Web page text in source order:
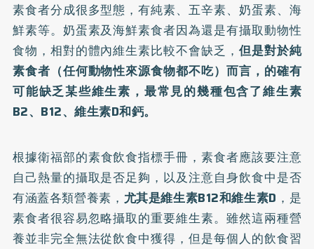
素食者分成很多型態，有純素、五辛素、奶蛋素、海
鮮素等。奶蛋素及海鮮素食者因為還是有攝取動物性
食物，相對的體內維生素比較不會缺乏， 但是對於純
素食者（任何動物性來源食物都不吃）而言，的確有
可能缺乏某些維生素，最常見的幾種包含了維生素
B2、B12、維生素D和鈣。
根據衛福部的素食飲食指標手冊 ，素食者應該要注意
自己熱量的攝取是否足夠，以及注意自身飲食中是否
有涵蓋各類營養素， 尤其是維生素B12和維生素D ，是
素食者很容易忽略攝取的重要維生素。雖然這兩種營
養並非完全無法從飲食中獲得，但是每個人的飲食習